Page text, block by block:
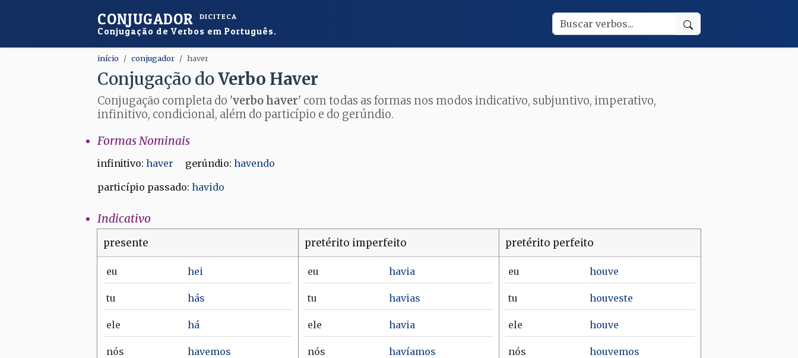
CONJUGADOR DICITECA
Conjugação de Verbos em Português.
início conjugador haver
Conjugação doVerbo Haver
Conjugação completa do 'verbo haver' com todas as formas nos modos indicativo, subjuntivo, imperativo,
infinitivo, condicional, além do particípio e do gerúndio.
Formas Nominais
infinitivo: haver gerúndio: havendo
particípio passado: havido
Indicativo
presente
eu hei
tu hás
ele há
nós havemos
pretérito imperfeito
eu havia
tu havias
ele havia
nós havíamos
pretérito perfeito
eu houve
tu houveste
ele houve
nós houvemos